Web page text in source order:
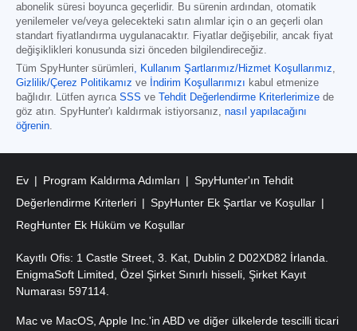
abonelik süresi boyunca geçerlidir. Bu sürenin ardından, otomatik
yenilemeler ve/veya gelecekteki satın alımlar için o an geçerli olan
standart fiyatlandırma uygulanacaktır. Fiyatlar değişebilir, ancak fiyat
değişiklikleri konusunda sizi önceden bilgilendireceğiz.
Tüm SpyHunter sürümleri
Kullanım Şartlarımız/Hizmet Koşullarımız
Gizlilik/Çerez Politikamız ve İndirim Koşullarımızı kabul etmenize
bağlıdır. Lütfen ayrıca SSS ve Tehdit Değerlendirme Kriterlerimize de
göz atın. SpyHunter'ı kaldırmak istiyorsanız, nasıl yapılacağını
öğrenin
Ev Program Kaldırma Adımları
SpyHunter'ın Tehdit
Değerlendirme Kriterleri
SpyHunter Ek Şartlar ve Koşullar
RegHunter Ek Hüküm ve Koşullar
Kayıtlı Ofis: 1 Castle Street, 3. Kat, Dublin 2 D02XD82 İrlanda.
EnigmaSoft Limited, Özel Şirket Sınırlı hisseli, Şirket Kayıt
Numarası 597114.
Mac ve MacOS, Apple Inc.'in ABD ve diğer ülkelerde tescilli ticari